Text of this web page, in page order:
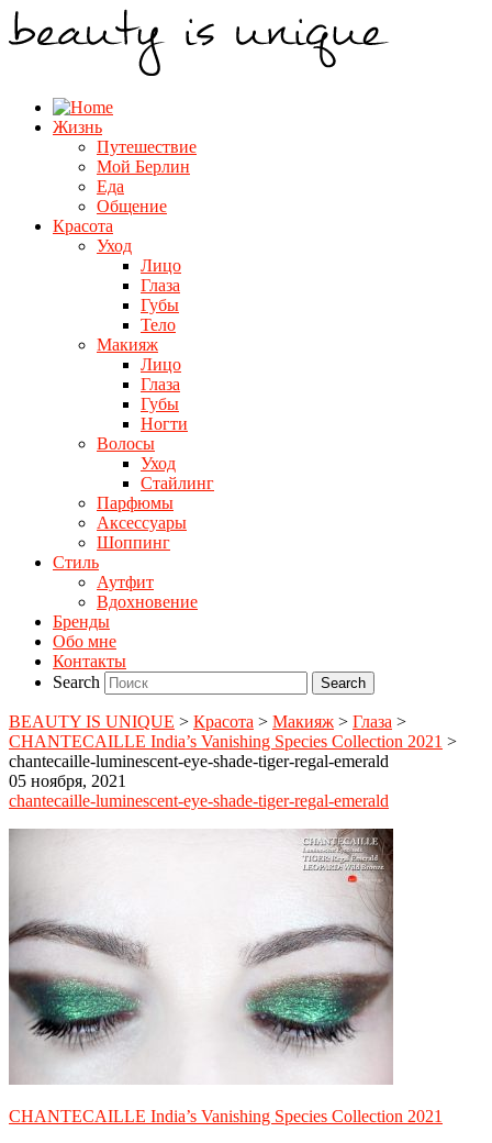
Жизнь
Путешествие
Мой Берлин
Еда
Общение
Красота
Уход
Лицо
Глаза
Губы
Тело
Макияж
Лицо
Глаза
Губы
Ногти
Волосы
Уход
Стайлинг
Парфюмы
Аксессуары
Шоппинг
Стиль
Аутфит
Вдохновение
Бренды
Обо мне
Контакты
Search
BEAUTY IS UNIQUE > Красота > Макияж > Глаза >
CHANTECAILLE India’s Vanishing Species Collection 2021 >
chantecaille-luminescent-eye-shade-tiger-regal-emerald
05 ноября, 2021
chantecaille-luminescent-eye-shade-tiger-regal-emerald
CHANTECAILLE India’s Vanishing Species Collection 2021